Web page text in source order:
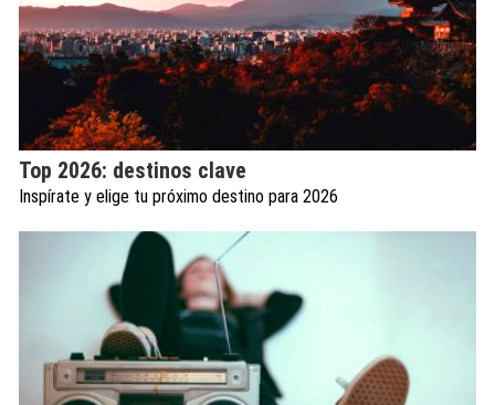
Top 2026: destinos clave
Inspírate y elige tu próximo destino para 2026